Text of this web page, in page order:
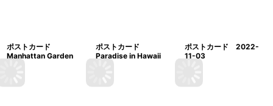
ポストカード
Manhattan Garden
ポストカード
Paradise in Hawaii
ポストカード 2022-
11-03